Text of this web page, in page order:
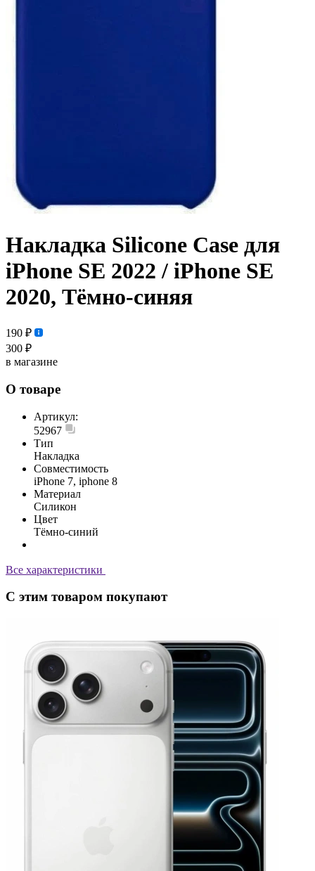
Накладка Silicone Case для
iPhone SE 2022 / iPhone SE
2020, Тёмно-синяя
190 ₽
300 ₽
в магазине
О товаре
Артикул:
52967
Тип
Накладка
Совместимость
iPhone 7, iphone 8
Материал
Силикон
Цвет
Тёмно-синий
Все характеристики
С этим товаром покупают